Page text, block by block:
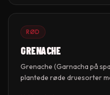
violer. Argentinsk Malbec
RØD
GRENACHE
Grenache (Garnacha på
plantede røde druesorter